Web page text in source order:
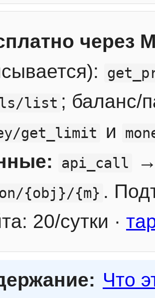
через
list ; баланс/
get_limit и
api_call
{obj}/{m} .
20/сутки ·
Что